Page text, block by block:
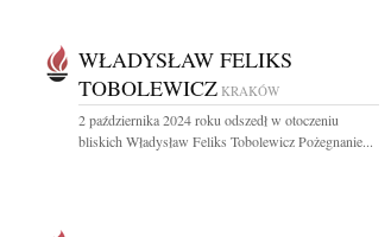
WŁADYSŁAW FELIKS
TOBOLEWICZ KRAKÓW
2 października 2024 roku odszedł w otoczeniu
bliskich Władysław Feliks Tobolewicz Pożegnanie...